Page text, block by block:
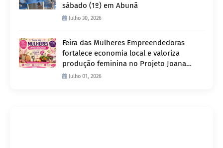
sábado (1º) em Abunã
Julho 30, 2026
Feira das Mulheres Empreendedoras
fortalece economia local e valoriza
produção feminina no Projeto Joana
D’Arc
Julho 01, 2026